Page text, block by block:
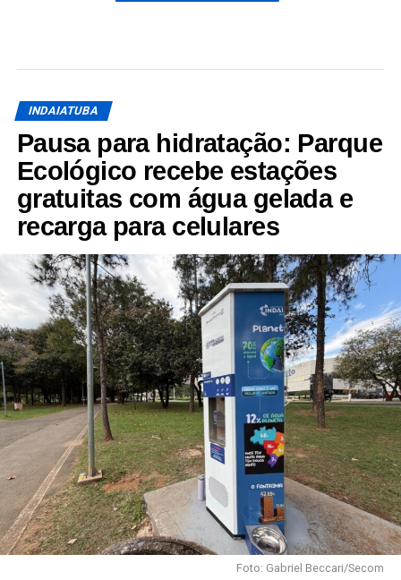
INDAIATUBA
Pausa para hidratação: Parque
Ecológico recebe estações
gratuitas com água gelada e
recarga para celulares
Foto: Gabriel Beccari/Secom